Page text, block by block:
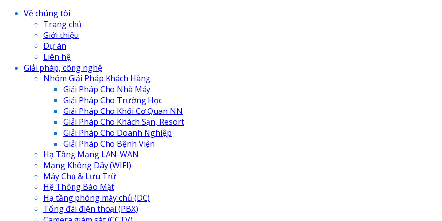
Về chúng tôi
Trang chủ
Giới thiệu
Dự án
Liên hệ
Giải pháp, công nghệ
Nhóm Giải Pháp Khách Hàng
Giải Pháp Cho Nhà Máy
Giải Pháp Cho Trường Học
Giải Pháp Cho Khối Cơ Quan NN
Giải Pháp Cho Khách Sạn, Resort
Giải Pháp Cho Doanh Nghiệp
Giải Pháp Cho Bệnh Viện
Hạ Tầng Mạng LAN-WAN
Mạng Không Dây (WIFI)
Máy Chủ & Lưu Trữ
Hệ Thống Bảo Mật
Hạ tầng phòng máy chủ (DC)
Tổng đài điện thoại (PBX)